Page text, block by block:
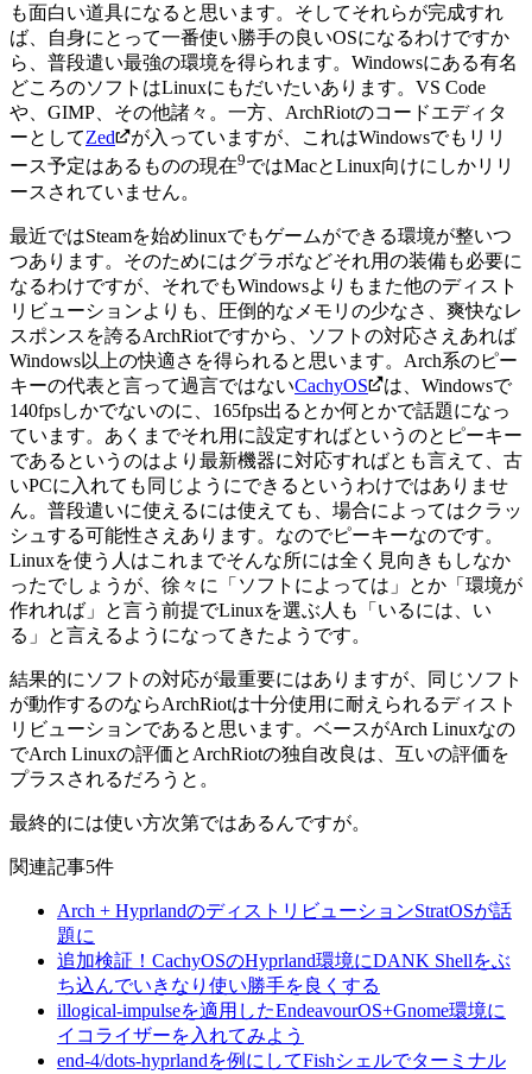
も面白い道具になると思います。そしてそれらが完成すれ
ば、自身にとって一番使い勝手の良いOSになるわけですか
ら、普段遣い最強の環境を得られます。 Windowsにある有名
どころのソフトはLinuxにもだいたいあります。VS Code
や、GIMP、その他諸々。一方、ArchRiotのコードエディタ
ーとしてZed
が入っていますが、これはWindowsでもリリ
ース予定はあるものの現在9ではMacとLinux向けにしかリリ
ースされていません。
最近ではSteamを始めlinuxでもゲームができる環境が整いつ
つあります。そのためにはグラボなどそれ用の装備も必要に
なるわけですが、それでもWindowsよりもまた他のディスト
リビューションよりも、圧倒的なメモリの少なさ、爽快なレ
スポンスを誇るArchRiotですから、ソフトの対応さえあれば
Windows以上の快適さを得られると思います。 Arch系のピー
キーの代表と言って過言ではないCachyOS
は、Windowsで
140fpsしかでないのに、165fps出るとか何とかで話題になっ
ています。あくまでそれ用に設定すればというのとピーキー
であるというのはより最新機器に対応すればとも言えて、古
いPCに入れても同じようにできるというわけではありませ
ん。普段遣いに使えるには使えても、場合によってはクラッ
シュする可能性さえあります。なのでピーキーなのです。
Linuxを使う人はこれまでそんな所には全く見向きもしなか
ったでしょうが、徐々に「ソフトによっては」とか「環境が
作れれば」と言う前提でLinuxを選ぶ人も「いるには、い
る」と言えるようになってきたようです。
結果的にソフトの対応が最重要にはありますが、同じソフト
が動作するのならArchRiotは十分使用に耐えられるディスト
リビューションであると思います。ベースがArch Linuxなの
でArch Linuxの評価とArchRiotの独自改良は、互いの評価を
プラスされるだろうと。
最終的には使い方次第ではあるんですが。
関連記事5件
Arch + HyprlandのディストリビューションStratOSが話
題に
追加検証！CachyOSのHyprland環境にDANK Shellをぶ
ち込んでいきなり使い勝手を良くする
illogical-impulseを適用したEndeavourOS+Gnome環境に
イコライザーを入れてみよう
end-4/dots-hyprlandを例にしてFishシェルでターミナル